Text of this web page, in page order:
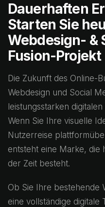
Dauerhaften
Starten Sie
Webdesign- &
Fusion-Projekt
Die Zukunft des Online-
Webdesign und Social
leistungsstarken
Wenn Sie Ihre visuelle
Nutzerreise
entsteht eine Marke, die
der Zeit besteht.
Ob Sie Ihre bestehende
eine vollständige digitale